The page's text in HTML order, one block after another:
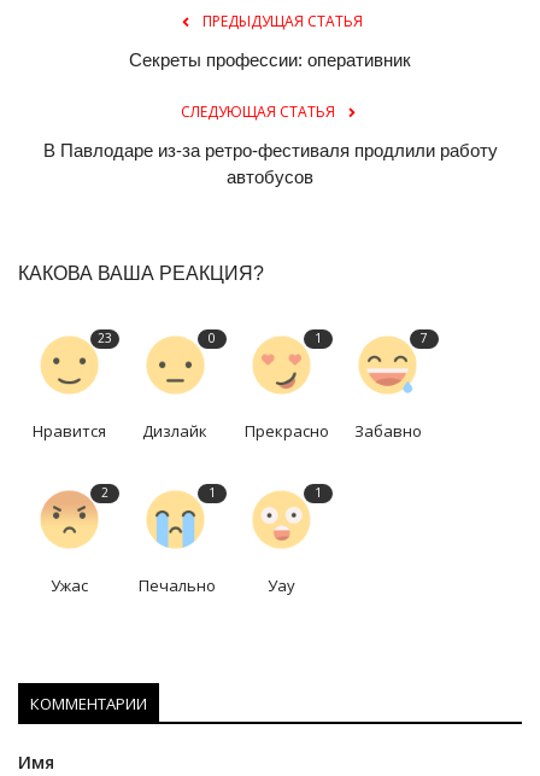
ПРЕДЫДУЩАЯ СТАТЬЯ
Секреты профессии: оперативник
СЛЕДУЮЩАЯ СТАТЬЯ
В Павлодаре из-за ретро-фестиваля продлили работу
автобусов
КАКОВА ВАША РЕАКЦИЯ?
23
Нравится
0
Дизлайк
1
Прекрасно
7
Забавно
2
Ужас
1
Печально
1
Уау
КОММЕНТАРИИ
Имя